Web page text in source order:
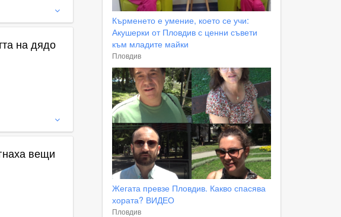
на дядо
вещи
Кърменето е умение, което се учи:
Акушерки от Пловдив с ценни съвети
към младите майки
Пловдив
Жегата превзе Пловдив. Какво спасява
хората? ВИДЕО
Пловдив